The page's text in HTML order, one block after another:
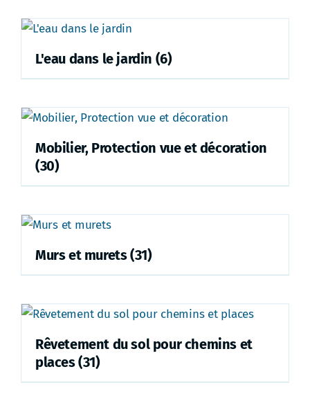
L'eau dans le jardin (6)
Mobilier, Protection vue et décoration
(30)
Murs et murets(31)
Rêvetement du sol pour chemins et
places(31)